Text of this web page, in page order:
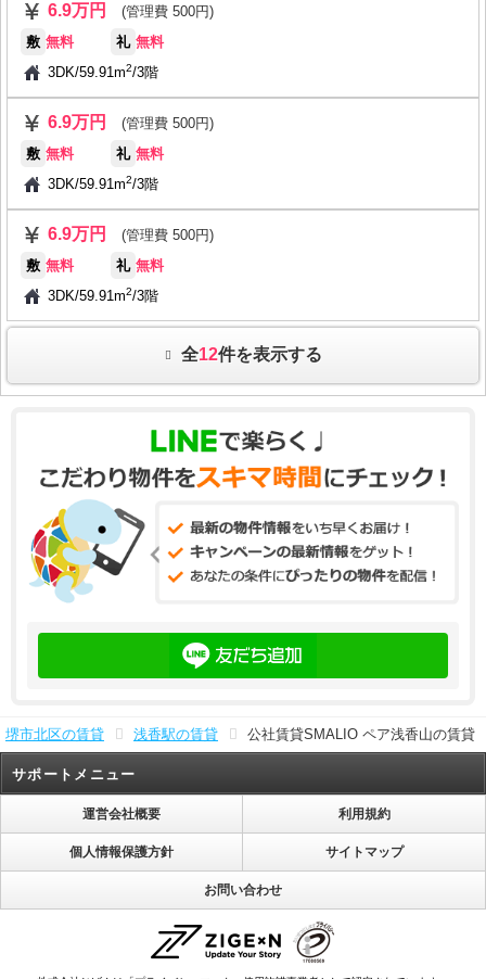
6.9万円
(管理費 500円)
敷 無料 礼 無料
3DK/59.91m2/3階
6.9万円
(管理費 500円)
敷 無料 礼 無料
3DK/59.91m2/3階
6.9万円
(管理費 500円)
敷 無料 礼 無料
3DK/59.91m2/3階
全12件を表示する
堺市北区の賃貸 浅香駅の賃貸 公社賃貸SMALIO ペア浅香山の賃貸
サポートメニュー
運営会社概要 利用規約
個人情報保護方針 サイトマップ
お問い合わせ